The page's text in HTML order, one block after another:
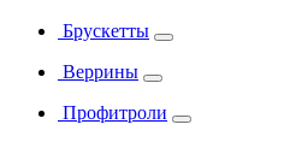
Брускетты
Веррины
Профитроли